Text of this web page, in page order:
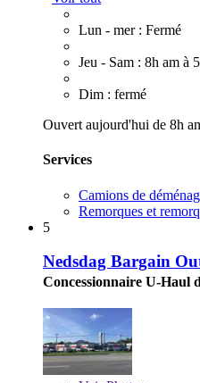
Lun - mer : Fermé
Jeu - Sam : 8h am à
Dim : fermé
Ouvert aujourd'hui de 8h
Services
Camions de
Remorques et
5
Nedsdag Bargain
Concessionnaire U-Haul